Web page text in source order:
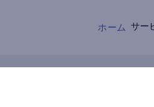
ホーム サー